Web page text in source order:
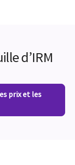
d’IRM
prix et les